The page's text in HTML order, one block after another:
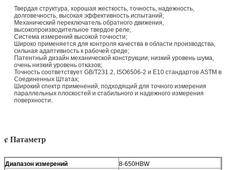
Твердая структура, хорошая жесткость, точность, надежность,
долговечность, высокая эффективность испытаний;
Механический переключатель обратного движения,
высокопроизводительное твердое реле;
Система измерений высокой точности;
Широко применяется для контроля качества в области производства,
сильная адаптивность к рабочей среде;
Патентный дизайн механической конструкции, низкий уровень шума,
очень низкий уровень отказов;
Точность соответствует GB/T231.2, ISO6506-2 и E10 стандартов ASTM в
Соединенных Штатах;
Широкий спектр применений, подходящий для точного измерения
параллельных плоскостей и стабильного и надежного измерения
поверхности.
¢ Патаметр
Диапазон измерений
8-650HBW